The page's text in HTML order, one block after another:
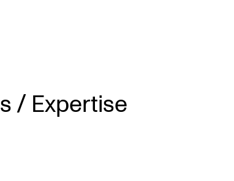
/ Expertise